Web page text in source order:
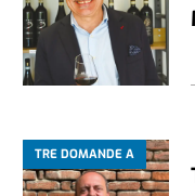
TRE DOMANDE A